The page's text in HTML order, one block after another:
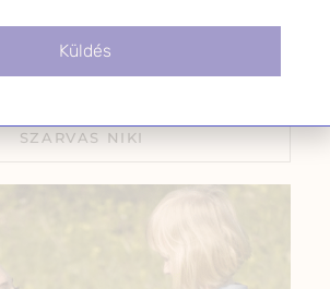
2025.09.04.
SZARVAS NIKI
Küldés